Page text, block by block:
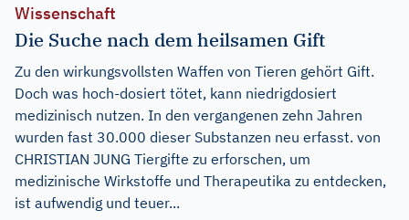
Wissenschaft
Die Suche nach dem heilsamen Gift
Zu den wirkungsvollsten Waffen von Tieren gehört Gift.
Doch was hoch-dosiert tötet, kann niedrigdosiert
medizinisch nutzen. In den vergangenen zehn Jahren
wurden fast 30.000 dieser Substanzen neu erfasst. von
CHRISTIAN JUNG Tiergifte zu erforschen, um
medizinische Wirkstoffe und Therapeutika zu entdecken,
ist aufwendig und teuer...